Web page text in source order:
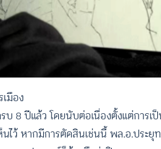
มือง
8 ปีแล้ว โดยนับต่อเนื่องตั้งแต่การเ
ว้ หากมีการตัดสินเช่นนี้ พล.อ.ประยุ